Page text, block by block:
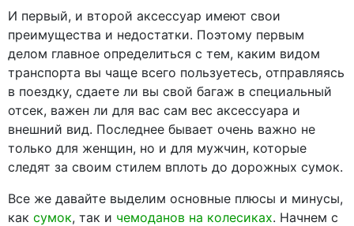
И первый, и второй аксессуар имеют свои
преимущества и недостатки. Поэтому первым
делом главное определиться с тем, каким видом
транспорта вы чаще всего пользуетесь, отправляясь
в поездку, сдаете ли вы свой багаж в специальный
отсек, важен ли для вас сам вес аксессуара и
внешний вид. Последнее бывает очень важно не
только для женщин, но и для мужчин, которые
следят за своим стилем вплоть до дорожных сумок.
Все же давайте выделим основные плюсы и минусы,
как сумок, так и чемоданов на колесиках. Начнем с